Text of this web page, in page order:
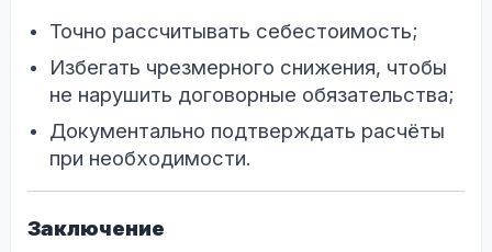
Точно рассчитывать себестоимость;
Избегать чрезмерного снижения, чтобы
не нарушить договорные обязательства;
Документально подтверждать расчёты
при необходимости.
Заключение